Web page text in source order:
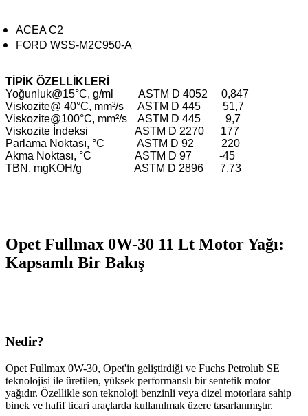
ACEA C2
FORD WSS-M2C950-A
TİPİK ÖZELLİKLERİ
Yoğunluk@15°C, g/ml ASTM D 4052 0,847
Viskozite@ 40°C, mm²/s ASTM D 445 51,7
Viskozite@100°C, mm²/s ASTM D 445 9,7
Viskozite İndeksi ASTM D 2270 177
Parlama Noktası, °C ASTM D 92 220
Akma Noktası, °C ASTM D 97 -45
TBN, mgKOH/g ASTM D 2896 7,73
Opet Fullmax 0W-30 11 Lt Motor Yağı:
Kapsamlı Bir Bakış
Nedir?
Opet Fullmax 0W-30, Opet'in geliştirdiği ve Fuchs Petrolub SE
teknolojisi ile üretilen, yüksek performanslı bir sentetik motor
yağıdır. Özellikle son teknoloji benzinli veya dizel motorlara sahip
binek ve hafif ticari araçlarda kullanılmak üzere tasarlanmıştır.